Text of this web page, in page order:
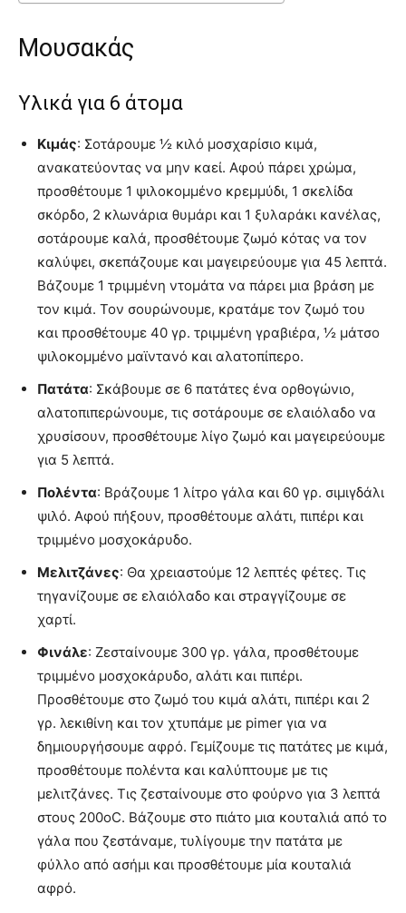
Μουσακάς
Yλικά για 6 άτομα
Κιμάς: Σοτάρουμε ½ κιλό μοσχαρίσιο κιμά,
ανακατεύοντας να μην καεί. Αφού πάρει χρώμα,
προσθέτουμε 1 ψιλοκομμένο κρεμμύδι, 1 σκελίδα
σκόρδο, 2 κλωνάρια θυμάρι και 1 ξυλαράκι κανέλας,
σοτάρουμε καλά, προσθέτουμε ζωμό κότας να τον
καλύψει, σκεπάζουμε και μαγειρεύουμε για 45 λεπτά.
Βάζουμε 1 τριμμένη ντομάτα να πάρει μια βράση με
τον κιμά. Τον σουρώνουμε, κρατάμε τον ζωμό του
και προσθέτουμε 40 γρ. τριμμένη γραβιέρα, ½ μάτσο
ψιλοκομμένο μαϊντανό και αλατοπίπερο.
Πατάτα: Σκάβουμε σε 6 πατάτες ένα ορθογώνιο,
αλατοπιπερώνουμε, τις σοτάρουμε σε ελαιόλαδο να
χρυσίσουν, προσθέτουμε λίγο ζωμό και μαγειρεύουμε
για 5 λεπτά.
Πολέντα: Βράζουμε 1 λίτρο γάλα και 60 γρ. σιμιγδάλι
ψιλό. Αφού πήξουν, προσθέτουμε αλάτι, πιπέρι και
τριμμένο μοσχοκάρυδο.
Μελιτζάνες: Θα χρειαστούμε 12 λεπτές φέτες. Τις
τηγανίζουμε σε ελαιόλαδο και στραγγίζουμε σε
χαρτί.
Φινάλε: Ζεσταίνουμε 300 γρ. γάλα, προσθέτουμε
τριμμένο μοσχοκάρυδο, αλάτι και πιπέρι.
Προσθέτουμε στο ζωμό του κιμά αλάτι, πιπέρι και 2
γρ. λεκιθίνη και τον χτυπάμε με pimer για να
δημιουργήσουμε αφρό. Γεμίζουμε τις πατάτες με κιμά,
προσθέτουμε πολέντα και καλύπτουμε με τις
μελιτζάνες. Τις ζεσταίνουμε στο φούρνο για 3 λεπτά
στους 200oC. Βάζουμε στο πιάτο μια κουταλιά από το
γάλα που ζεστάναμε, τυλίγουμε την πατάτα με
φύλλο από ασήμι και προσθέτουμε μία κουταλιά
αφρό.